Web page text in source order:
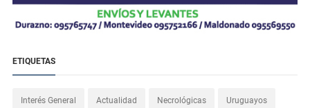
ETIQUETAS
Interés General Actualidad Necrológicas Uruguayos